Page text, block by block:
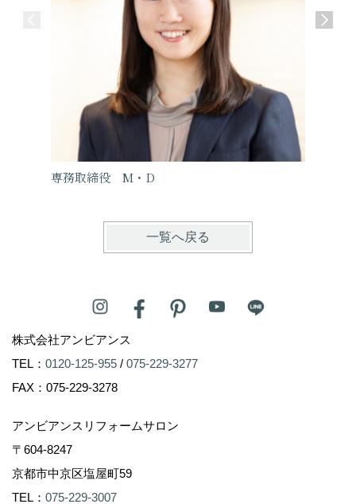
専務取締役 M・D
一覧へ戻る
株式会社アンビアンス
TEL： 0120-125-955 / 075-229-3277
FAX：075-229-3278
アンビアンスリフォームサロン
〒604-8247
京都市中京区塩屋町59
TEL： 075-229-3007